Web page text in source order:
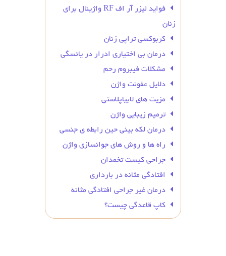
فواید لیزر آر اف RF واژینال برای
زنان
کربوکسی تراپی زنان
درمان بی‌ اختیاری ادرار در یائسگی
مشکلات فیبروم رحم
دلایل عفونت واژن
مزیت های لابیاپلاستی
ترمیم زیبایی واژن
درمان لکه بینی حین رابطه ی جنسی
راه ها و روش های جوانسازی واژن
جراحی کیست تخمدان
افتادگی مثانه در بارداری
درمان غیر جراحی افتادگی مثانه
کاپ قاعدگی چیست؟